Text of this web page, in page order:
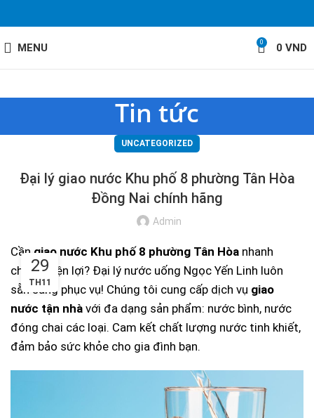
MENU 0 0 VND
Tin tức
UNCATEGORIZED
Đại lý giao nước Khu phố 8 phường Tân Hòa
Đồng Nai chính hãng
Admin
29
TH11
Cần giao nước Khu phố 8 phường Tân Hòa nhanh
chóng, tiện lợi? Đại lý nước uống Ngọc Yến Linh luôn
sẵn sàng phục vụ! Chúng tôi cung cấp dịch vụ giao
nước tận nhà với đa dạng sản phẩm: nước bình, nước
đóng chai các loại. Cam kết chất lượng nước tinh khiết,
đảm bảo sức khỏe cho gia đình bạn.